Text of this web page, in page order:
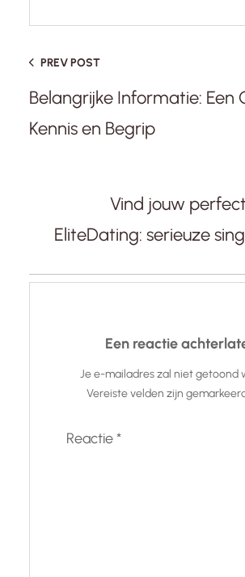
PREV POST
Belangrijke Informatie: Een
Kennis en Begrip
Vind jouw
EliteDating: serieuze
Een reactie
Je e-mailadres zal niet getoond
Vereiste velden zijn
Reactie*